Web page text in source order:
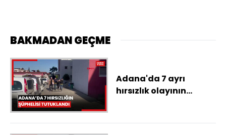
BAKMADAN GEÇME
Adana'da 7 ayrı
hırsızlık olayının